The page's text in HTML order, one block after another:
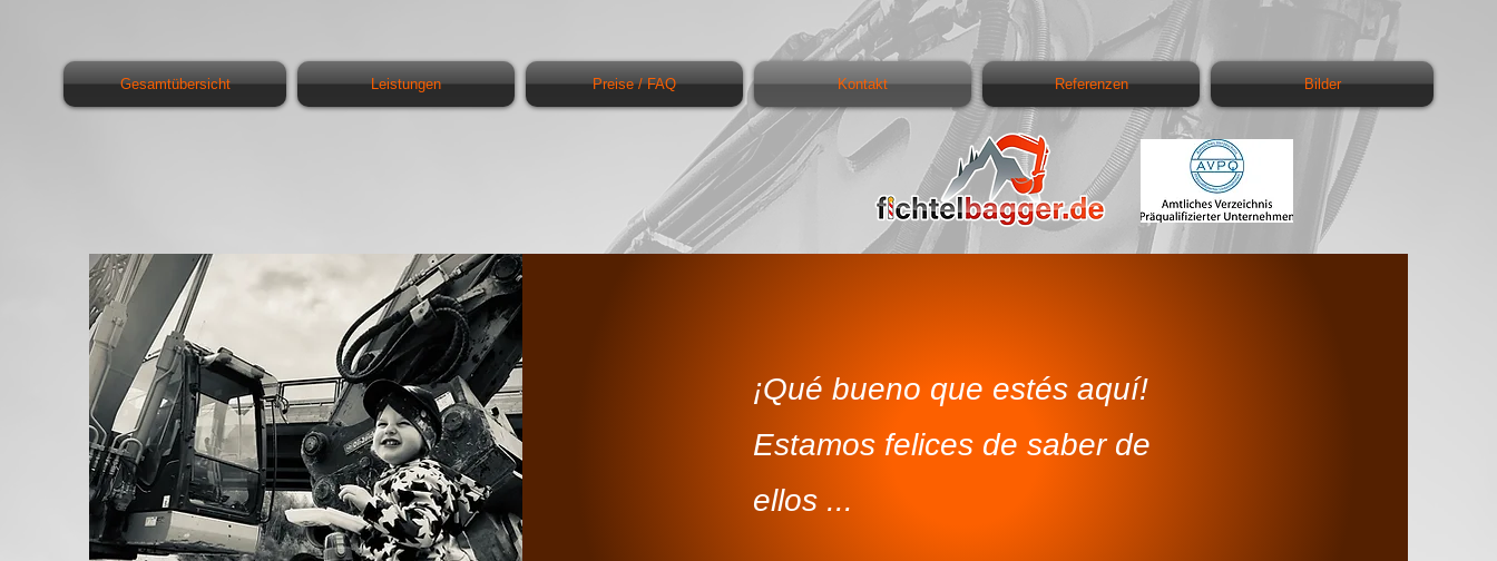
Gesamtübersicht Leistungen Preise / FAQ Kontakt Referenzen Bilder
¡Qué bueno que estés aquí!
Estamos felices de saber de
ellos ...